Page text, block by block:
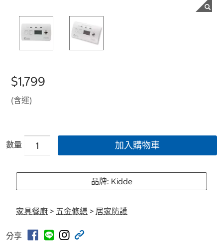
$1,799
(含運)
數量 加入購物車
品牌: Kidde
家具餐廚 > 五金修繕 > 居家防護
分享